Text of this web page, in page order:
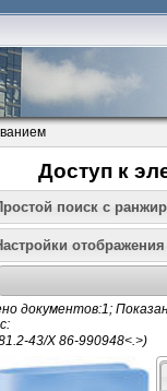
Доступ к
поиск c
отображения
документов:1;